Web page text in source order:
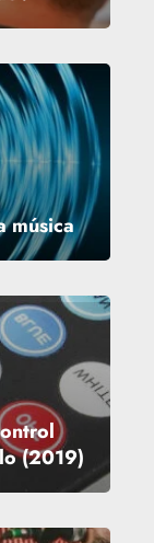
música
(2019)